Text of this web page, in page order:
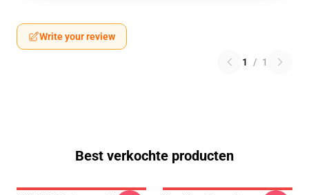
Write your review
1 / 1
Best verkochte producten